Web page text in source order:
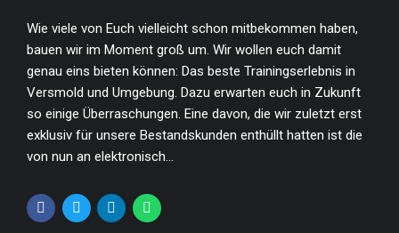
Wie viele von Euch vielleicht schon mitbekommen haben,
bauen wir im Moment groß um. Wir wollen euch damit
genau eins bieten können: Das beste Trainingserlebnis in
Versmold und Umgebung. Dazu erwarten euch in Zukunft
so einige Überraschungen. Eine davon, die wir zuletzt erst
exklusiv für unsere Bestandskunden enthüllt hatten ist die
von nun an elektronisch...